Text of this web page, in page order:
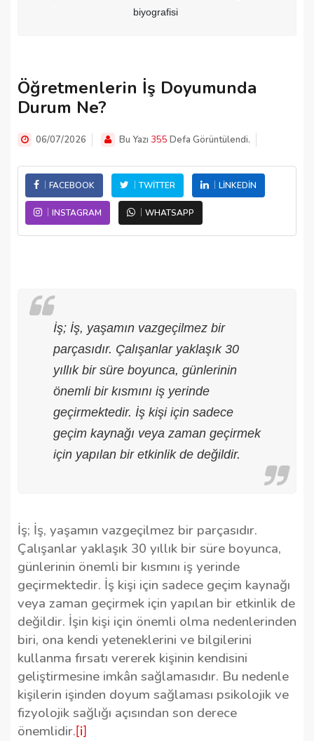
biyografisi
Öğretmenlerin İş Doyumunda
Durum Ne?
06/07/2026 Bu Yazı 355 Defa Görüntülendi.
FACEBOOK TWITTER LINKEDIN
INSTAGRAM WHATSAPP
İş; İş, yaşamın vazgeçilmez bir
parçasıdır. Çalışanlar yaklaşık 30
yıllık bir süre boyunca, günlerinin
önemli bir kısmını iş yerinde
geçirmektedir. İş kişi için sadece
geçim kaynağı veya zaman geçirmek
için yapılan bir etkinlik de değildir.
İş; İş, yaşamın vazgeçilmez bir parçasıdır.
Çalışanlar yaklaşık 30 yıllık bir süre boyunca,
günlerinin önemli bir kısmını iş yerinde
geçirmektedir. İş kişi için sadece geçim kaynağı
veya zaman geçirmek için yapılan bir etkinlik de
değildir. İşin kişi için önemli olma nedenlerinden
biri, ona kendi yeteneklerini ve bilgilerini
kullanma fırsatı vererek kişinin kendisini
geliştirmesine imkân sağlamasıdır. Bu nedenle
kişilerin işinden doyum sağlaması psikolojik ve
fizyolojik sağlığı açısından son derece
önemlidir. [i]